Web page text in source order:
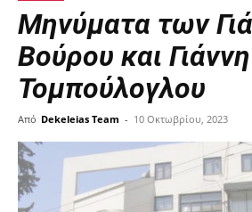
Μηνύματα των
Βούρου και Γιάννη
Τομπούλογλου
Από Dekeleias Team - 10 Οκτωβρίου, 2023